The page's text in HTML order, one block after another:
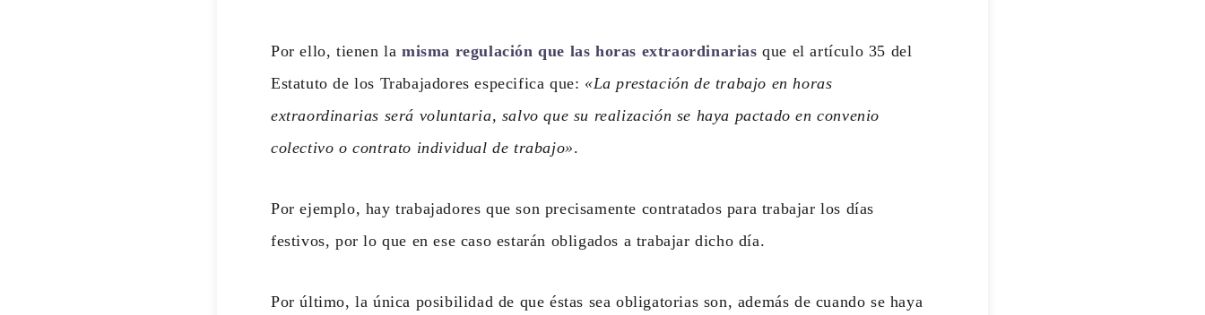
Por ello, tienen la misma regulación que las horas extraordinarias que el artículo 35 del
Estatuto de los Trabajadores especifica que: «La prestación de trabajo en horas
extraordinarias será voluntaria, salvo que su realización se haya pactado en convenio
colectivo o contrato individual de trabajo».
Por ejemplo, hay trabajadores que son precisamente contratados para trabajar los días
festivos, por lo que en ese caso estarán obligados a trabajar dicho día.
Por último, la única posibilidad de que éstas sea obligatorias son, además de cuando se haya